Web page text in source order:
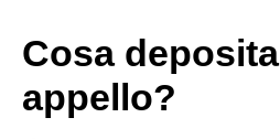
Cosa
appello?